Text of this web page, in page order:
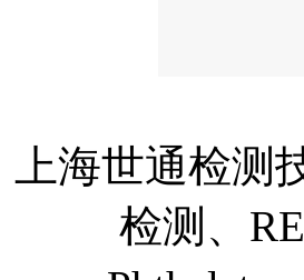
上海世通检
检测、